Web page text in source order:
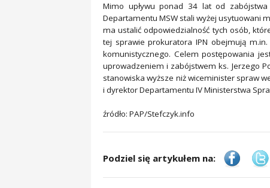
Mimo upływu ponad 34 lat od
Departamentu MSW stali wyżej usytuowani
ma ustalić odpowiedzialność tych osób,
tej sprawie prokuratora IPN obejmują
komunistycznego. Celem postępowania
uprowadzeniem i zabójstwem ks. Jerzego
stanowiska wyższe niż wiceminister spraw
i dyrektor Departamentu IV Ministerstwa
źródło: PAP/Stefczyk.info
Podziel się artykułem na: